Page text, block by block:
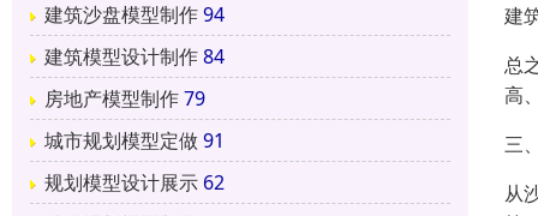
建筑沙盘模型制作94
建筑模型设计制作84
房地产模型制作79
城市规划模型定做91
规划模型设计展示 62
建
总
高
三
从